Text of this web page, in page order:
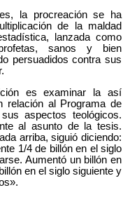
la procreación se ha
de la maldad
lanzada como
sanos y bien
persuadidos contra sus
es examinar la así
relación al Programa de
aspectos teológicos.
al asunto de la tesis.
arriba, siguió diciendo:
1/4 de billón en el siglo
Aumentó un billón en
en el siglo siguiente y